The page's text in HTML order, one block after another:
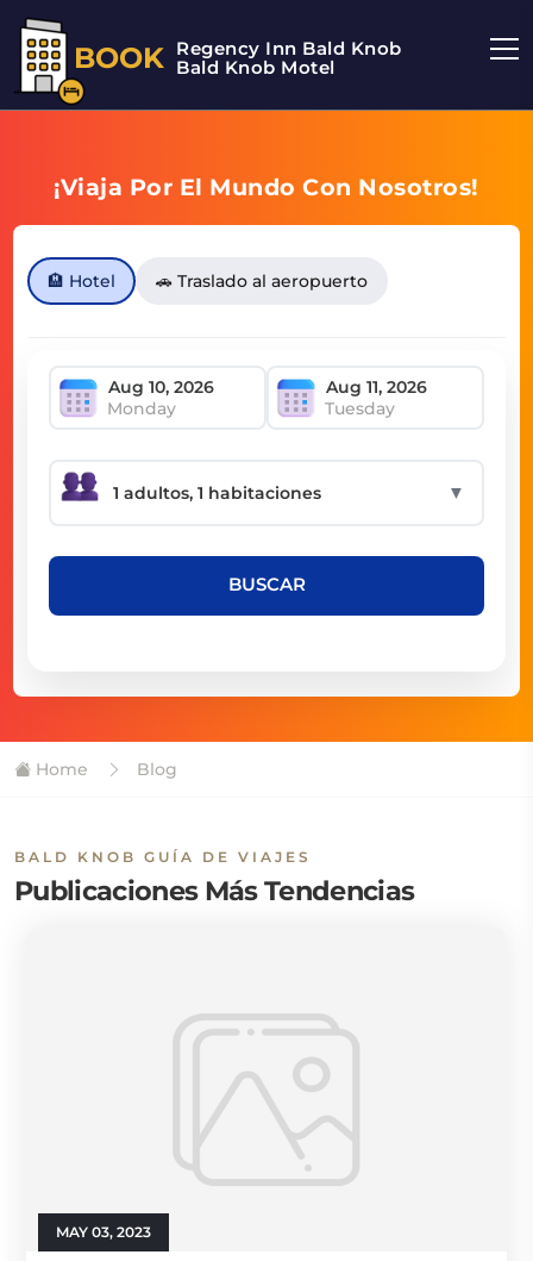
BOOK Regency Inn Bald Knob
Bald Knob Motel
¡Viaja Por El Mundo Con Nosotros!
🏨 Hotel 🚗 Traslado al aeropuerto
Monday Tuesday
▼
BUSCAR
Home Blog
BALD KNOB GUÍA DE VIAJES
Publicaciones Más Tendencias
MAY 03, 2023